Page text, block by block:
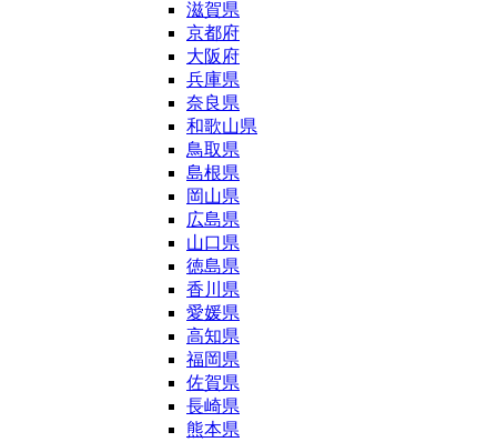
滋賀県
京都府
大阪府
兵庫県
奈良県
和歌山県
鳥取県
島根県
岡山県
広島県
山口県
徳島県
香川県
愛媛県
高知県
福岡県
佐賀県
長崎県
熊本県